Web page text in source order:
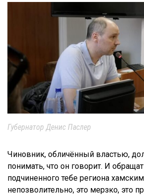
Губернатор Денис Паслер
Чиновник, обличённый властью,
понимать, что он говорит. И
подчиненного тебе региона
непозволительно, это мерзко, это